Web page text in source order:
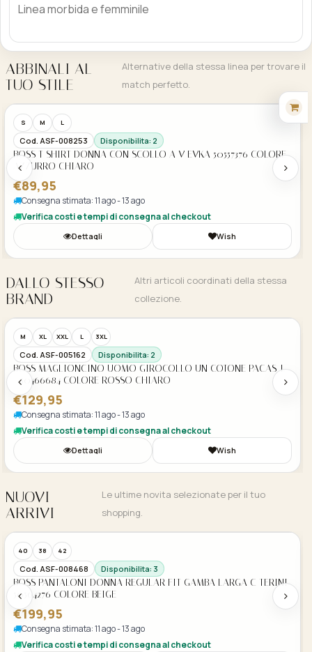
Linea morbida e femminile
ABBINALI AL
TUO STILE
Alternative della stessa linea per trovare il
match perfetto.
Acquisto Veloce
S M L
Cod. ASF-008214 Disponibilita: 2
BOSS T SHIRT DONNA IN JERSEY CON DETTAGLIO TWIST
LATERALE C EBONY 50553458 COLORE NERO
€89,95
Consegna stimata: 11 ago - 13 ago
Verifica costi e tempi di consegna al checkout
Dettagli Wish
DALLO STESSO
BRAND
Altri articoli coordinati della stessa
collezione.
Acquisto Veloce
W29 W30 W31 W32 W33
Cod. ASF-004514 Disponibilita: 2
HUGO BOSS JEANS UOMO DELAWARE 50474004 COLORE BLU
SCURO
€99,95
Consegna stimata: 11 ago - 13 ago
Verifica costi e tempi di consegna al checkout
Dettagli Wish
NUOVI
ARRIVI
Le ultime novita selezionate per il tuo
shopping.
Acquisto Veloce
40 38 42
Cod. ASF-008467 Disponibilita: 3
BOSS CAMICETTA DONNA A MANTELLINA CON RIFINITURE IN
PIZZO C BENNEDY 50564694 COLORE BEIGE
€169,95
Consegna stimata: 11 ago - 13 ago
Verifica costi e tempi di consegna al checkout